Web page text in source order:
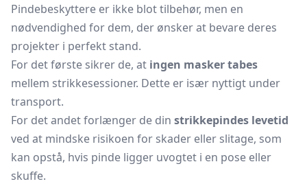
Pindebeskyttere er ikke blot tilbehør, men en
nødvendighed for dem, der ønsker at bevare deres
projekter i perfekt stand.
For det første sikrer de, at ingen masker tabes
mellem strikkesessioner. Dette er især nyttigt under
transport.
For det andet forlænger de din strikkepindes levetid
ved at mindske risikoen for skader eller slitage, som
kan opstå, hvis pinde ligger uvogtet i en pose eller
skuffe.